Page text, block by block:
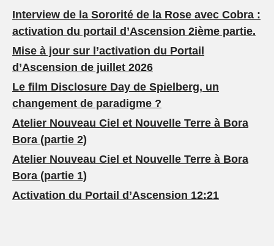
Interview de la Sororité de la Rose avec Cobra :
activation du portail d’Ascension 2ième partie.
Mise à jour sur l’activation du Portail
d’Ascension de juillet 2026
Le film Disclosure Day de Spielberg, un
changement de paradigme ?
Atelier Nouveau Ciel et Nouvelle Terre à Bora
Bora (partie 2)
Atelier Nouveau Ciel et Nouvelle Terre à Bora
Bora (partie 1)
Activation du Portail d’Ascension 12:21